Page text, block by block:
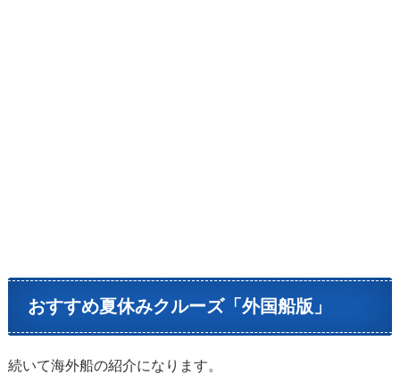
おすすめ夏休みクルーズ「外国船版」
続いて海外船の紹介になります。